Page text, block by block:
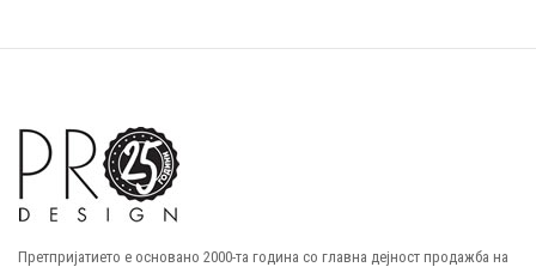
Претпријатието е основано 2000-та година со главна дејност продажба на